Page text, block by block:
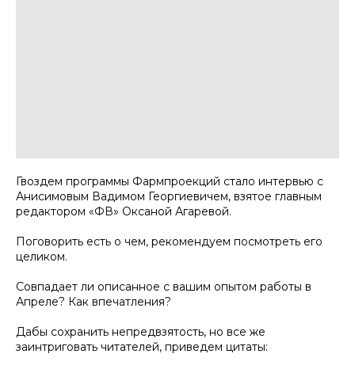
Гвоздем программы Фармпроекций стало интервью с
Анисимовым Вадимом Георгиевичем, взятое главным
редактором «ФВ» Оксаной Агаревой.
Поговорить есть о чем, рекомендуем посмотреть его
целиком.
Совпадает ли описанное с вашим опытом работы в
Апреле? Как впечатления?
Дабы сохранить непредвзятость, но все же
заинтриговать читателей, приведем цитаты: